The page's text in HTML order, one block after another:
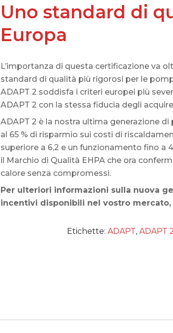
Uno standard di
Europa
L’importanza di questa certificazione va
standard di qualità più rigorosi per le
ADAPT 2 soddisfa i criteri europei più
ADAPT 2 con la stessa fiducia degli
ADAPT 2 è la nostra ultima generazione
al 65 % di risparmio sui costi di
superiore a 6,2 e un funzionamento fino a
il Marchio di Qualità EHPA che ora
calore senza compromessi.
Per ulteriori informazioni sulla nuova
incentivi disponibili nel vostro mercato,
Etichette: ADAPT, ADAPT 2